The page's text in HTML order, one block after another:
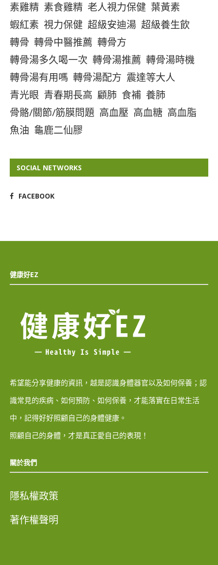
素雞精 素食雞精 老人視力保健 葉黃素
蝦紅素 視力保健 超級安迪湯 超級養生飲
轉骨 轉骨中醫推薦 轉骨方
轉骨湯多久喝一次 轉骨湯推薦 轉骨湯時機
轉骨湯有用嗎 轉骨湯配方 震達等大人
青光眼 青春期長高 顧肺 食補 養肺
骨骼/關節/筋膜問題 高血壓 高血糖 高血脂
魚油 龜鹿二仙膠
SOCIAL NETWORKS
FACEBOOK
健康好EZ
希望能分享健康的資訊，越是認識身體器官以及如何保養；認
識常見的疾病、如何預防、如何保養，才能落實在日常生活
中，記得好好照顧自己的身體健康。
照顧自己的身體，才是真正愛自己的表現！
關於我們
隱私權政策
著作權聲明